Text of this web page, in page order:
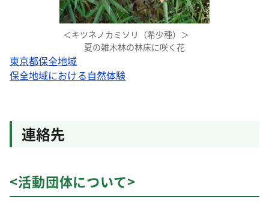
＜キツネノカミソリ（希少種）＞
夏の雑木林の林床に咲く花
東京都保全地域
保全地域における自然体験
連絡先
<活動団体について>